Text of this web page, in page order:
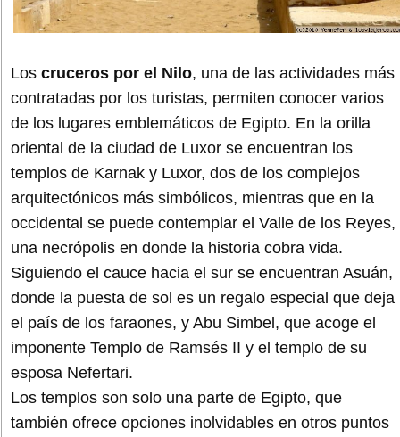
Los cruceros por el Nilo, una de las actividades más
contratadas por los turistas, permiten conocer varios
de los lugares emblemáticos de Egipto. En la orilla
oriental de la ciudad de Luxor se encuentran los
templos de Karnak y Luxor, dos de los complejos
arquitectónicos más simbólicos, mientras que en la
occidental se puede contemplar el Valle de los Reyes,
una necrópolis en donde la historia cobra vida.
Siguiendo el cauce hacia el sur se encuentran Asuán,
donde la puesta de sol es un regalo especial que deja
el país de los faraones, y Abu Simbel, que acoge el
imponente Templo de Ramsés II y el templo de su
esposa Nefertari.
Los templos son solo una parte de Egipto, que
también ofrece opciones inolvidables en otros puntos